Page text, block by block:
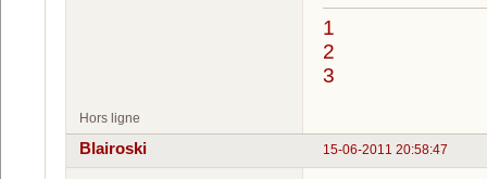
1
2
3
Hors ligne
15-06-2011 20:58:47
Blairoski